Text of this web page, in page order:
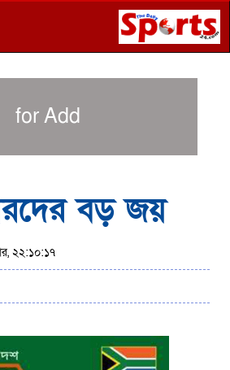
for Add
বড় জয়
২২:১০:১৭